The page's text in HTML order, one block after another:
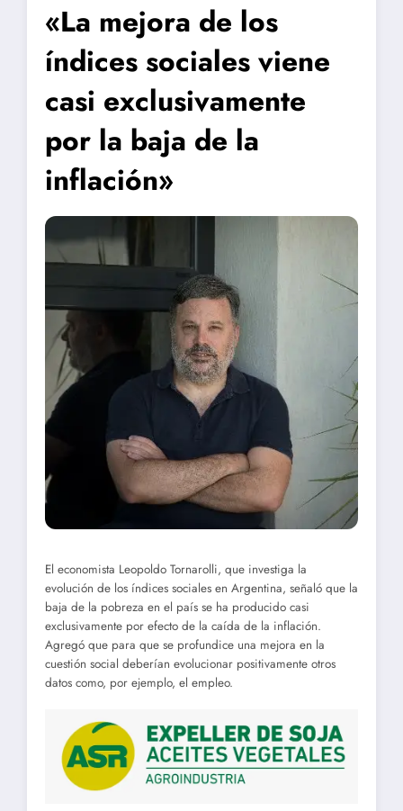
«La mejora de los
índices sociales viene
casi exclusivamente
por la baja de la
inflación»
El economista Leopoldo Tornarolli, que investiga la
evolución de los índices sociales en Argentina, señaló que la
baja de la pobreza en el país se ha producido casi
exclusivamente por efecto de la caída de la inflación.
Agregó que para que se profundice una mejora en la
cuestión social deberían evolucionar positivamente otros
datos como, por ejemplo, el empleo.